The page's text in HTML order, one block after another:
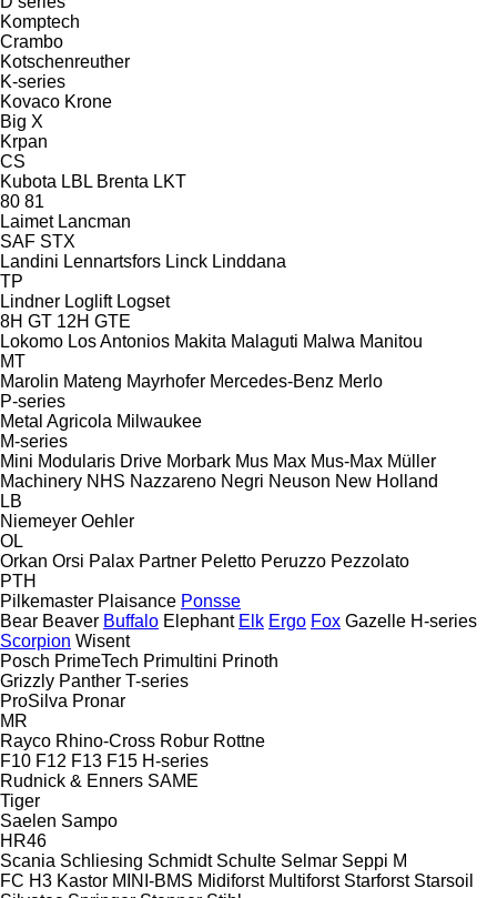
Komptech
Crambo
Kotschenreuther
K-series
Kovaco Krone
Big X
Krpan
CS
Kubota LBL Brenta LKT
80 81
Laimet Lancman
SAF STX
Landini Lennartsfors Linck Linddana
TP
Lindner Loglift Logset
8H GT 12H GTE
Lokomo Los Antonios Makita Malaguti Malwa Manitou
MT
Marolin Mateng Mayrhofer Mercedes-Benz Merlo
P-series
Metal Agricola Milwaukee
M-series
Mini Modularis Drive Morbark Mus Max Mus-Max Müller
Machinery NHS Nazzareno Negri Neuson New Holland
LB
Niemeyer Oehler
OL
Orkan Orsi Palax Partner Peletto Peruzzo Pezzolato
PTH
Pilkemaster Plaisance Ponsse
Bear Beaver Buffalo Elephant Elk Ergo Fox Gazelle H-series
Scorpion Wisent
Posch PrimeTech Primultini Prinoth
Grizzly Panther T-series
ProSilva Pronar
MR
Rayco Rhino-Cross Robur Rottne
F10 F12 F13 F15 H-series
Rudnick & Enners SAME
Tiger
Saelen Sampo
HR46
Scania Schliesing Schmidt Schulte Selmar Seppi M
FC H3 Kastor MINI-BMS Midiforst Multiforst Starforst Starsoil